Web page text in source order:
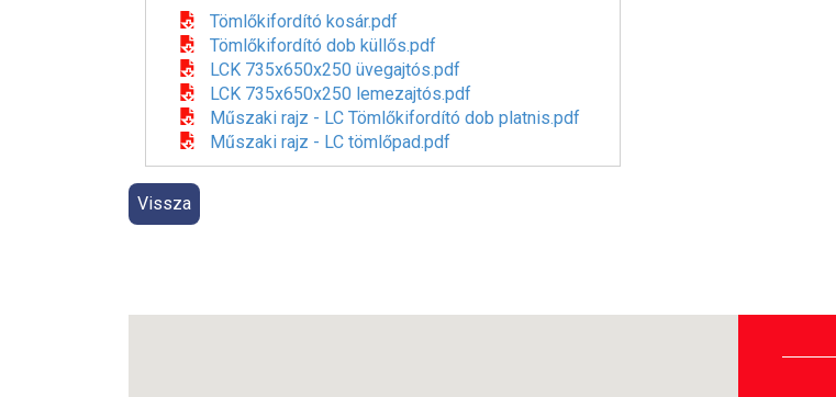
Tömlőkifordító kosár.pdf
Tömlőkifordító dob küllős.pdf
LCK 735x650x250 üvegajtós.pdf
LCK 735x650x250 lemezajtós.pdf
Műszaki rajz - LC Tömlőkifordító dob platnis.pdf
Műszaki rajz - LC tömlőpad.pdf
Vissza